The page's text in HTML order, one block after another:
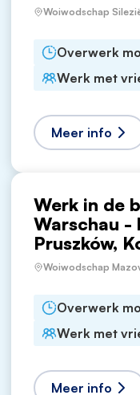
Woiwodschap
Overwerk
Werk met
Meer info
Werk in de
Warschau -
Pruszków,
Woiwodschap
Overwerk
Werk met
Meer info